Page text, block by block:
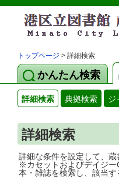
トップページ > 詳細検索
かんたん検索
詳細検索 典拠検索 ジ
詳細検索
詳細な条件を設定して、蔵
※カセットおよびデイジー
本・雑誌を検索し、該当